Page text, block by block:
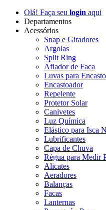
Olá! Faça seu login aqui
Departamentos
Acessórios
Snap e Giradores
Argolas
Split Ring
Afiador de Faca
Luvas para
Encastoador
Repelente
Protetor Solar
Canivetes
Luz Química
Elástico para Isca
Lubrificantes
Capa de Chuva
Régua para Medir
Alicates
Aeradores
Balanças
Facas
Lanternas